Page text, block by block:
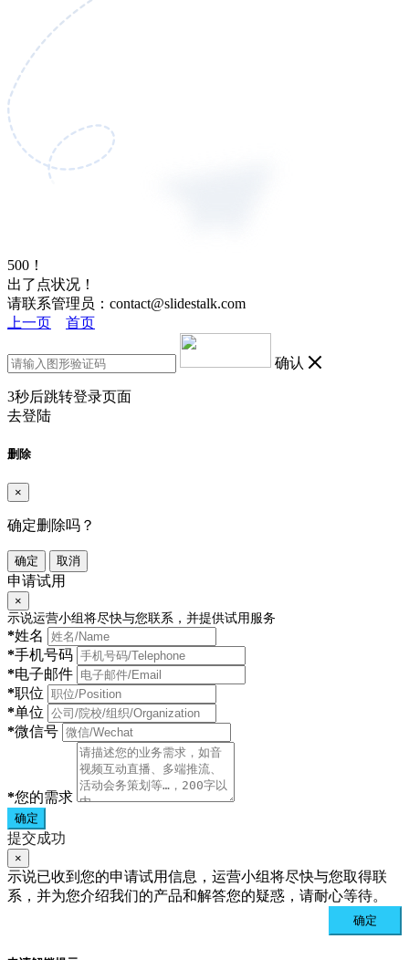
500！
出了点状况！
请联系管理员：contact@slidestalk.com
上一页
首页
确认
3秒后跳转登录页面
去登陆
删除
×
确定删除吗？
确定 取消
申请试用
×
示说运营小组将尽快与您联系，并提供试用服务
*姓名
*手机号码
*电子邮件
*职位
*单位
*微信号
*您的需求
确定
提交成功
×
示说已收到您的申请试用信息，运营小组将尽快与您取得联
系，并为您介绍我们的产品和解答您的疑惑，请耐心等待。
确定